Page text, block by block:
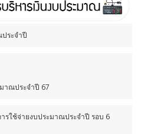
ระจำปี
ณประจำปี 67
รใช้จ่ายงบประมาณประจำปี รอบ 6